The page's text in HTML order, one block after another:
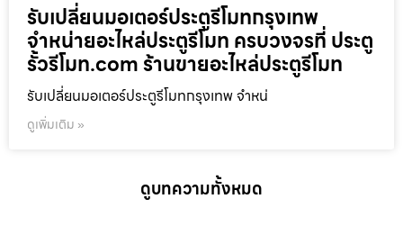
รับเปลี่ยนมอเตอร์ประตูรีโมทกรุงเทพ
จำหน่ายอะไหล่ประตูรีโมท ครบวงจรที่ ประตู
รั้วรีโมท.com ร้านขายอะไหล่ประตูรีโมท
รับเปลี่ยนมอเตอร์ประตูรีโมทกรุงเทพ จำหน่
ดูเพิ่มเติม »
ดูบทความทั้งหมด